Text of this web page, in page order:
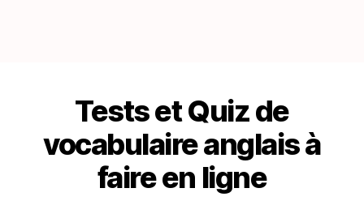
Tests et Quiz de
vocabulaire anglais à
faire en ligne